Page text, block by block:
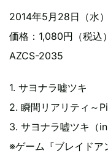
2014年5月28日（水
価格：1,080円（税込）
AZCS-2035
1. サヨナラ嘘ツキ
2. 瞬間リアリティ～
3. サヨナラ嘘ツキ（
※ゲーム『ブレイドア